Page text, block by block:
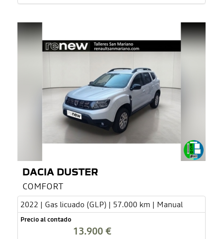
DACIA DUSTER
COMFORT
2022 | Gas licuado (GLP) | 57.000 km | Manual
Precio al contado
13.900 €